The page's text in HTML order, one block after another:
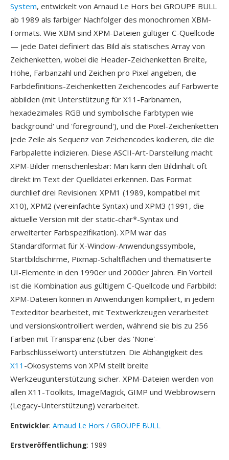
System, entwickelt von Arnaud Le Hors bei GROUPE BULL
ab 1989 als farbiger Nachfolger des monochromen XBM-
Formats. Wie XBM sind XPM-Dateien gültiger C-Quellcode
— jede Datei definiert das Bild als statisches Array von
Zeichenketten, wobei die Header-Zeichenketten Breite,
Höhe, Farbanzahl und Zeichen pro Pixel angeben, die
Farbdefinitions-Zeichenketten Zeichencodes auf Farbwerte
abbilden (mit Unterstützung für X11-Farbnamen,
hexadezimales RGB und symbolische Farbtypen wie
'background' und 'foreground'), und die Pixel-Zeichenketten
jede Zeile als Sequenz von Zeichencodes kodieren, die die
Farbpalette indizieren. Diese ASCII-Art-Darstellung macht
XPM-Bilder menschenlesbar: Man kann den Bildinhalt oft
direkt im Text der Quelldatei erkennen. Das Format
durchlief drei Revisionen: XPM1 (1989, kompatibel mit
X10), XPM2 (vereinfachte Syntax) und XPM3 (1991, die
aktuelle Version mit der static-char*-Syntax und
erweiterter Farbspezifikation). XPM war das
Standardformat für X-Window-Anwendungssymbole,
Startbildschirme, Pixmap-Schaltflächen und thematisierte
UI-Elemente in den 1990er und 2000er Jahren. Ein Vorteil
ist die Kombination aus gültigem C-Quellcode und Farbbild:
XPM-Dateien können in Anwendungen kompiliert, in jedem
Texteditor bearbeitet, mit Textwerkzeugen verarbeitet
und versionskontrolliert werden, während sie bis zu 256
Farben mit Transparenz (über das 'None'-
Farbschlüsselwort) unterstützen. Die Abhängigkeit des
X11 -Ökosystems von XPM stellt breite
Werkzeugunterstützung sicher. XPM-Dateien werden von
allen X11-Toolkits, ImageMagick, GIMP und Webbrowsern
(Legacy-Unterstützung) verarbeitet.
Entwickler: Arnaud Le Hors / GROUPE BULL
Erstveröffentlichung: 1989